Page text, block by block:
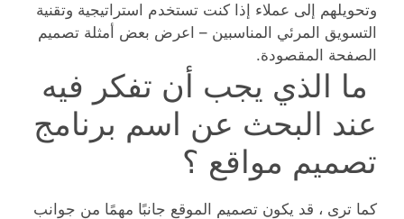
وتحويلهم إلى عملاء إذا كنت تستخدم استراتيجية وتقنية
التسويق المرئي المناسبين – اعرض بعض أمثلة تصميم
الصفحة المقصودة.
ما الذي يجب أن تفكر فيه
عند البحث عن اسم برنامج
تصميم مواقع ؟
كما ترى ، قد يكون تصميم الموقع جانبًا مهمًا من جوانب